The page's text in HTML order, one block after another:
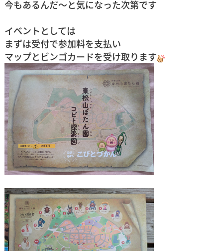
今もあるんだ～と気になった次第です
イベントとしては
まずは受付で参加料を支払い
マップとビンゴカードを受け取ります